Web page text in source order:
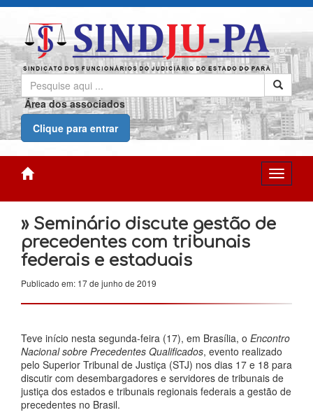
Área dos associados
Clique para entrar
» Seminário discute gestão de
precedentes com tribunais
federais e estaduais
Publicado em: 17 de junho de 2019
Teve início nesta segunda-feira (17), em Brasília, o Encontro
Nacional sobre Precedentes Qualificados, evento realizado
pelo Superior Tribunal de Justiça (STJ) nos dias 17 e 18 para
discutir com desembargadores e servidores de tribunais de
justiça dos estados e tribunais regionais federais a gestão de
precedentes no Brasil.